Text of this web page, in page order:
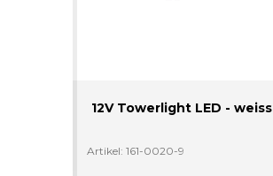
12V Towerlight LED - weiss
Artikel: 161-0020-9